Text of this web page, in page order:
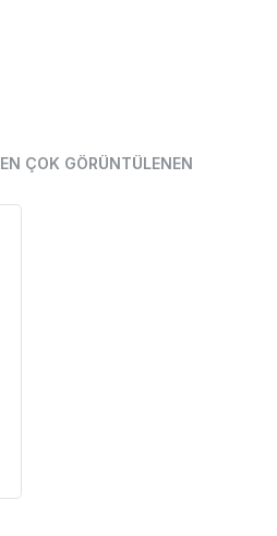
EN ÇOK GÖRÜNTÜLENEN